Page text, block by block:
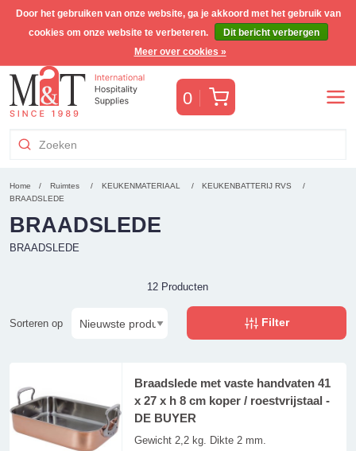
Gratis Benelux verzending voor orders >€255(incl. BTW)
0 Winkelwagen
Home Ruimtes KEUKENMATERIAAL
KEUKENBATTERIJ RVS
BRAADSLEDE
BRAADSLEDE
BRAADSLEDE
12 Producten
Sorteren op Filter
Braadslede met vaste handvaten 41
x 27 x h 8 cm koper / roestvrijstaal -
DE BUYER
Gewicht 2,2 kg. Dikte 2 mm.
Door het gebruiken van onze website, ga je akkoord met het gebruik van
cookies om onze website te verbeteren.
Dit bericht verbergen
Meer over cookies »